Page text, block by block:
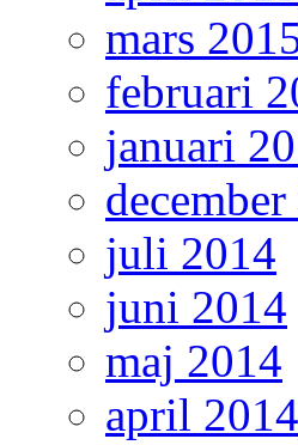
mars
februari
januari
juli 2014
juni 2014
maj 2014
april 2014